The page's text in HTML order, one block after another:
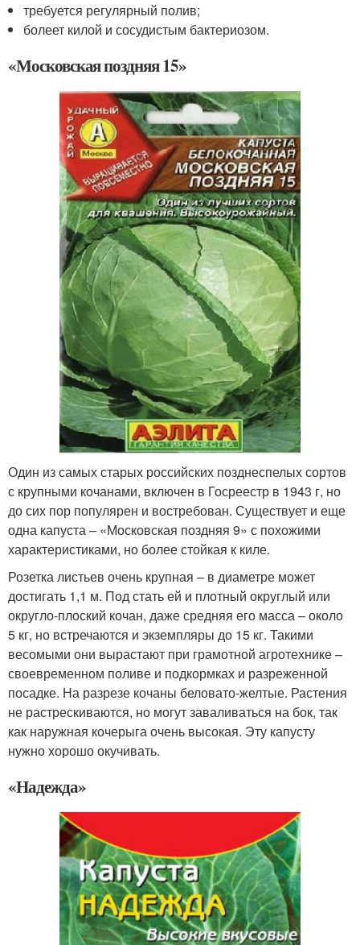
требуется регулярный полив;
болеет килой и сосудистым бактериозом.
«Московская поздняя 15»
Один из самых старых российских позднеспелых сортов
с крупными кочанами, включен в Госреестр в 1943 г, но
до сих пор популярен и востребован. Существует и еще
одна капуста – «Московская поздняя 9» с похожими
характеристиками, но более стойкая к киле.
Розетка листьев очень крупная – в диаметре может
достигать 1,1 м. Под стать ей и плотный округлый или
округло-плоский кочан, даже средняя его масса – около
5 кг, но встречаются и экземпляры до 15 кг. Такими
весомыми они вырастают при грамотной агротехнике –
своевременном поливе и подкормках и разреженной
посадке. На разрезе кочаны беловато-желтые. Растения
не растрескиваются, но могут заваливаться на бок, так
как наружная кочерыга очень высокая. Эту капусту
нужно хорошо окучивать.
«Надежда»